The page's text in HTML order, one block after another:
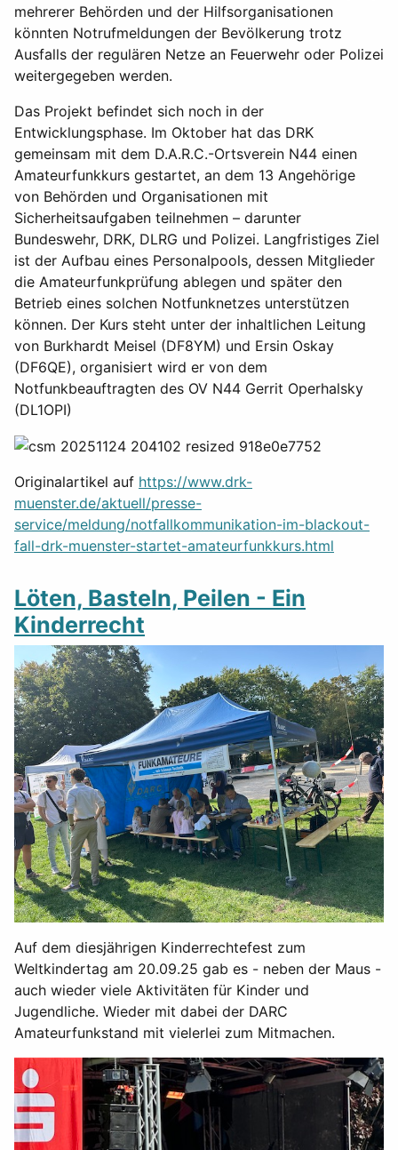
mehrerer Behörden und der Hilfsorganisationen
könnten Notrufmeldungen der Bevölkerung trotz
Ausfalls der regulären Netze an Feuerwehr oder Polizei
weitergegeben werden.
Das Projekt befindet sich noch in der
Entwicklungsphase. Im Oktober hat das DRK
gemeinsam mit dem D.A.R.C.-Ortsverein N44 einen
Amateurfunkkurs gestartet, an dem 13 Angehörige
von Behörden und Organisationen mit
Sicherheitsaufgaben teilnehmen – darunter
Bundeswehr, DRK, DLRG und Polizei. Langfristiges Ziel
ist der Aufbau eines Personalpools, dessen Mitglieder
die Amateurfunkprüfung ablegen und später den
Betrieb eines solchen Notfunknetzes unterstützen
können. Der Kurs steht unter der inhaltlichen Leitung
von Burkhardt Meisel (DF8YM) und Ersin Oskay
(DF6QE), organisiert wird er von dem
Notfunkbeauftragten des OV N44 Gerrit Operhalsky
(DL1OPI)
Originalartikel auf https://www.drk-
muenster.de/aktuell/presse-
service/meldung/notfallkommunikation-im-blackout-
fall-drk-muenster-startet-amateurfunkkurs.html
Löten, Basteln, Peilen - Ein
Kinderrecht
Auf dem diesjährigen Kinderrechtefest zum
Weltkindertag am 20.09.25 gab es - neben der Maus -
auch wieder viele Aktivitäten für Kinder und
Jugendliche. Wieder mit dabei der DARC
Amateurfunkstand mit vielerlei zum Mitmachen.